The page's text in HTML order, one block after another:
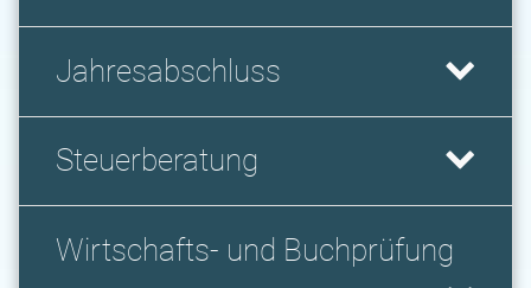
Jahresabschluss
Steuerberatung
Wirtschafts- und Buchprüfung